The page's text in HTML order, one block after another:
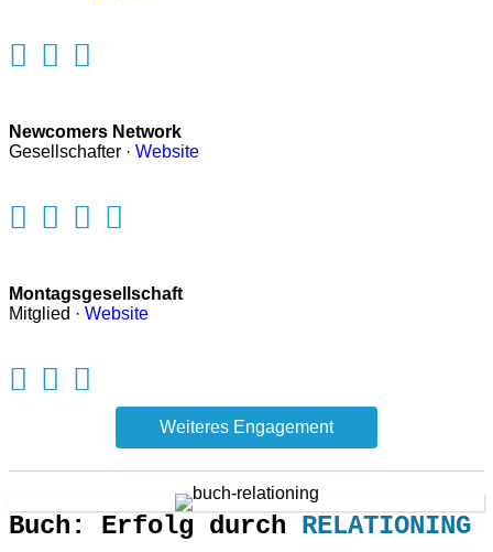
Newcomers Network
Gesellschafter · Website
Montagsgesellschaft
Mitglied · Website
Weiteres Engagement
Buch: Erfolg durch RELATIONING